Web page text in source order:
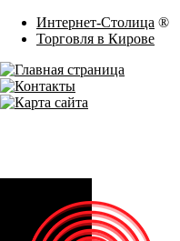
Интернет-Столица ®
Торговля в Кирове